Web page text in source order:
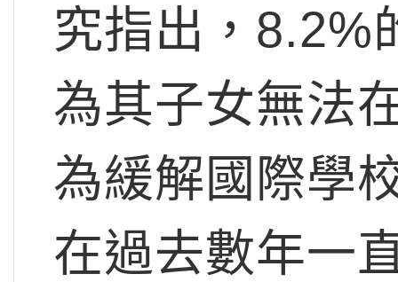
究指出，8.2%
為其子女無法
為緩解國際學
在過去數年一